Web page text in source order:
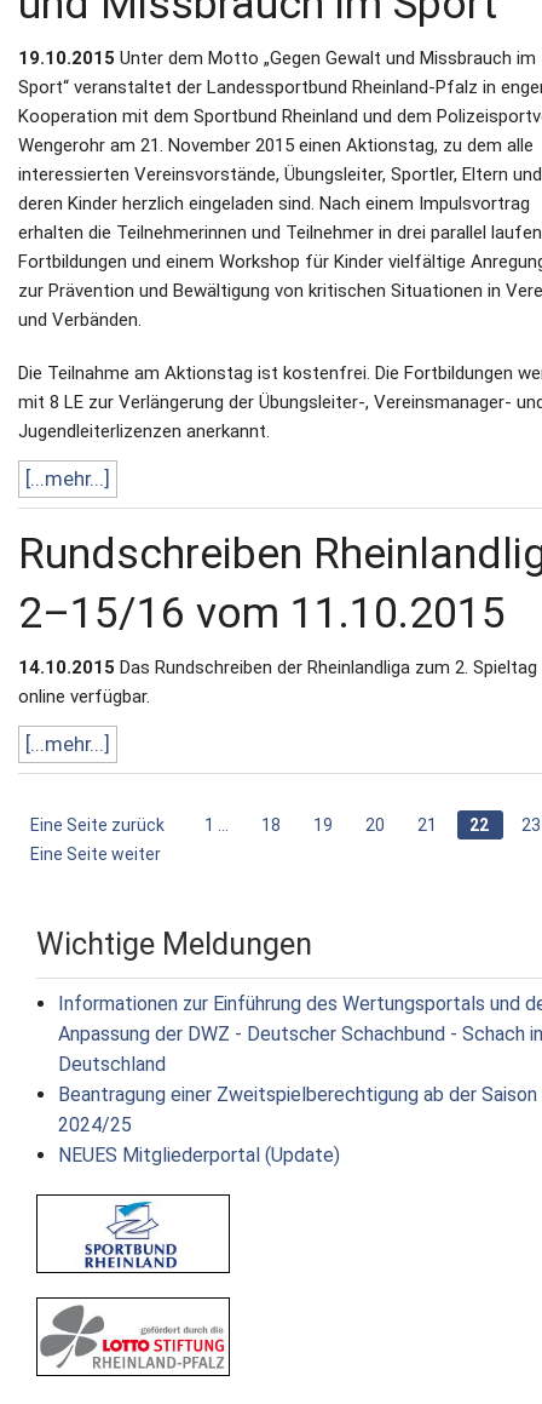
19.10.2015 Unter dem Motto „Gegen Gewalt und Missbrauch im
Sport“ veranstaltet der Landessportbund Rheinland-Pfalz in
Kooperation mit dem Sportbund Rheinland und dem
Wengerohr am 21. November 2015 einen Aktionstag, zu dem alle
interessierten Vereinsvorstände, Übungsleiter, Sportler, Eltern und
deren Kinder herzlich eingeladen sind. Nach einem Impulsvortrag
erhalten die Teilnehmerinnen und Teilnehmer in drei parallel
Fortbildungen und einem Workshop für Kinder vielfältige
zur Prävention und Bewältigung von kritischen Situationen in
und Verbänden.
Die Teilnahme am Aktionstag ist kostenfrei. Die Fortbildungen
mit 8 LE zur Verlängerung der Übungsleiter-, Vereinsmanager-
Jugendleiterlizenzen anerkannt.
[...mehr...]
Rundschreiben
2–15/16 vom 11.10.2015
14.10.2015 Das Rundschreiben der Rheinlandliga zum 2.
online verfügbar.
[...mehr...]
Eine Seite zurück 1 ... 18 19 20 21 22
23
Eine Seite weiter
Wichtige Meldungen
Informationen zur Einführung des Wertungsportals und
Anpassung der DWZ - Deutscher Schachbund - Schach in
Deutschland
Beantragung einer Zweitspielberechtigung ab der Saison
2024/25
NEUES Mitgliederportal (Update)